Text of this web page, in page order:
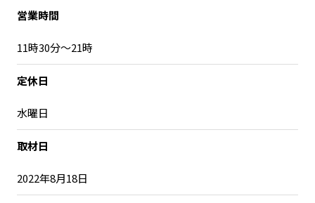
記事ライター
お問い合わせ 会社概要
営業時間
11時30分〜21時
定休日
水曜日
取材日
2022年8月18日